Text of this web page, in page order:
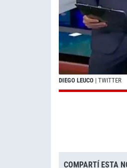
DIEGO LEUCO | TWITTER
COMPARTÍ ESTA